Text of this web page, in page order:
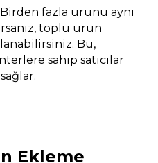
Birden fazla ürünü aynı
toplu ürün
Bu,
sahip satıcılar
Ekleme